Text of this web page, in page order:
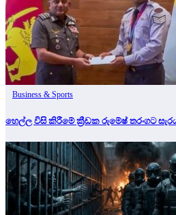
Business & Sports
හෙල්ල විසි කිරීමේ ක්‍රීඩක රුමේෂ් තරංගට